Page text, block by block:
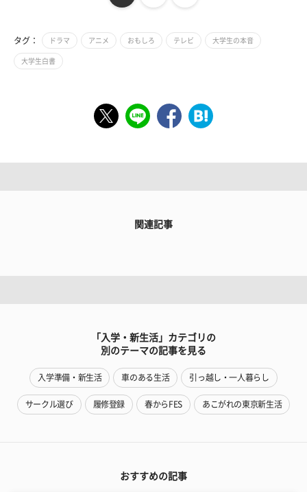
タグ： ドラマ アニメ おもしろ テレビ 大学生の本音
大学生白書
関連記事
「入学・新生活」カテゴリの
別のテーマの記事を見る
入学準備・新生活 車のある生活 引っ越し・一人暮らし
サークル選び 履修登録 春からFES あこがれの東京新生活
おすすめの記事